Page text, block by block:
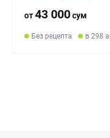
от43 000сум
Без рецепта в 298